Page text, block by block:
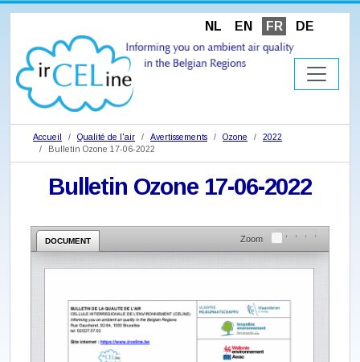
NL EN FR DE
Accueil Qualité de l'air Avertissements Ozone
2022
Bulletin Ozone 17-06-2022
Bulletin Ozone 17-06-2022
DOCUMENT Zoom